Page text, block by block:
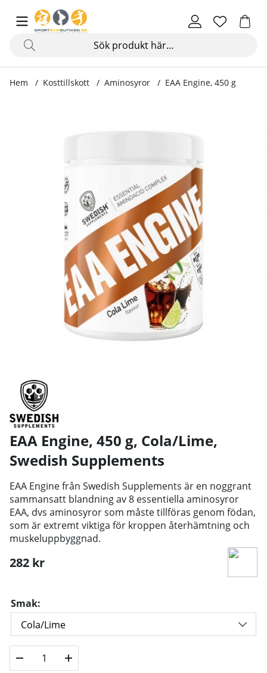
Hem Kosttillskott Aminosyror EAA Engine, 450 g
EAA Engine, 450 g, Cola/Lime,
Swedish Supplements
EAA Engine från Swedish Supplements är en noggrant
sammansatt blandning av 8 essentiella aminosyror
EAA, dvs aminosyror som måste tillföras genom födan,
som är extremt viktiga för kroppen återhämtning och
muskeluppbyggnad.
282 kr
Smak: